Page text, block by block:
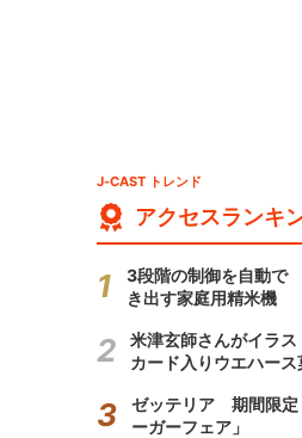
J-CAST トレンド
アクセスランキ
3段階の制御を自動で
き出す家庭用精米機
米津玄師さんがイラ
カード入りウエハース
ゼッテリア 期間限定
ーガーフェア」